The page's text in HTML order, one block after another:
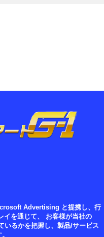
Advertising と提携し、行
イを通じて、 お客様が当社の
いるかを把握し、製品/サービス